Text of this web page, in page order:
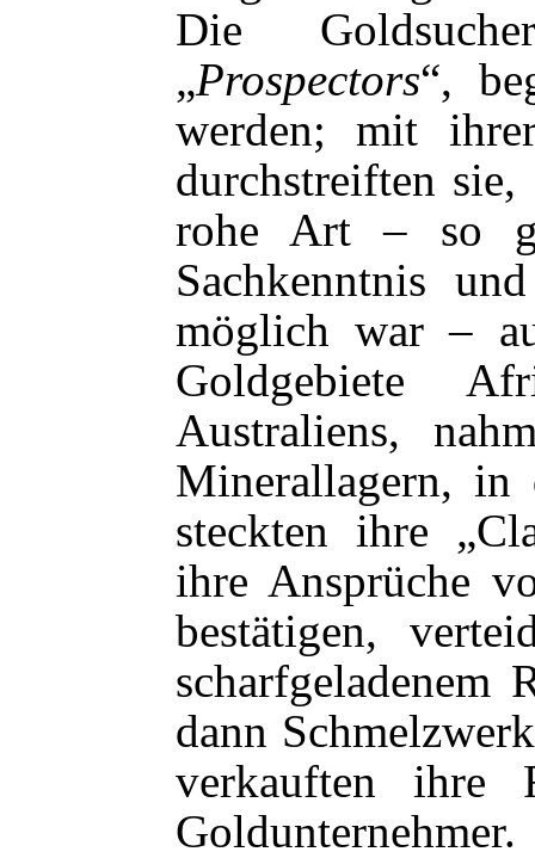
Die
„Prospectors“,
werden; mit
durchstreiften
rohe Art – so
Sachkenntnis
möglich war –
Goldgebiete
Australiens,
Minerallagern, in
steckten ihre
ihre Ansprüche
bestätigen,
scharfgeladenem
dann
verkauften ihre
Goldunternehmer.